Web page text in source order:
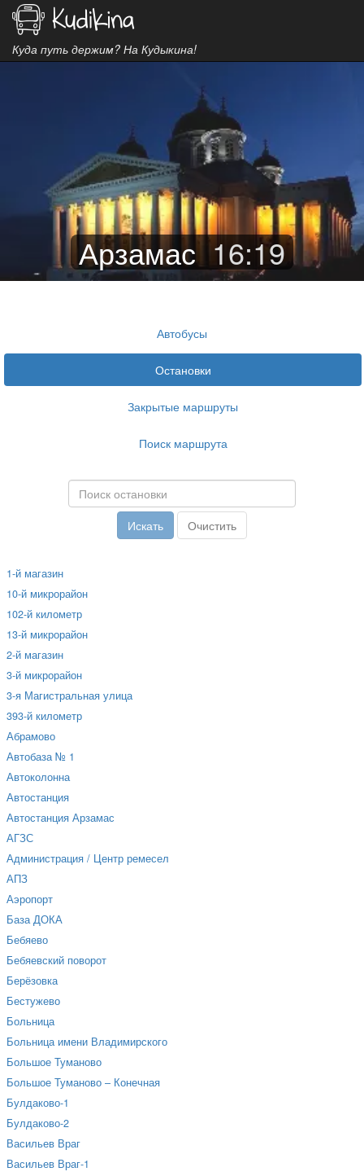
Куда путь держим? На Кудыкина!
Арзамас 16:19
Автобусы
Остановки
Закрытые маршруты
Поиск маршрута
1-й магазин
10-й микрорайон
102-й километр
13-й микрорайон
2-й магазин
3-й микрорайон
3-я Магистральная улица
393-й километр
Абрамово
Автобаза № 1
Автоколонна
Автостанция
Автостанция Арзамас
АГЗС
Администрация / Центр ремесел
АПЗ
Аэропорт
База ДОКА
Бебяево
Бебяевский поворот
Берёзовка
Бестужево
Больница
Больница имени Владимирского
Большое Туманово
Большое Туманово – Конечная
Булдаково-1
Булдаково-2
Васильев Враг
Васильев Враг-1